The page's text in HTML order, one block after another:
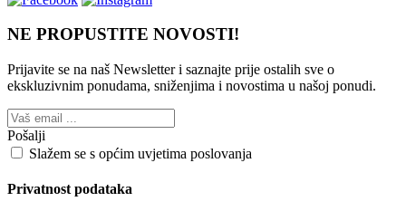
NE PROPUSTITE NOVOSTI!
Prijavite se na naš Newsletter i saznajte prije ostalih sve o
ekskluzivnim ponudama, sniženjima i novostima u našoj ponudi.
Pošalji
Slažem se s općim uvjetima poslovanja
Privatnost podataka